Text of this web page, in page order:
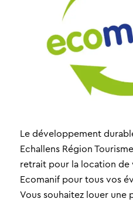
Le développement
Echallens Région
retrait pour la location de
Ecomanif pour tous vos
Vous souhaitez louer